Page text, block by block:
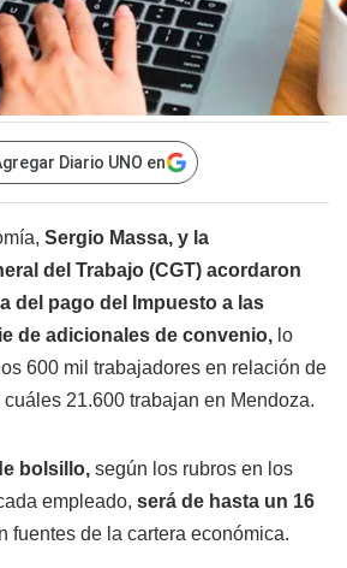
Diario UNO en
Sergio Massa, y la
del Trabajo (CGT) acordaron
del pago del Impuesto a las
de adicionales de convenio, lo
600 mil trabajadores en relación de
21.600 trabajan en Mendoza.
bolsillo, según los rubros en los
empleado, será de hasta un 16
fuentes de la cartera económica.